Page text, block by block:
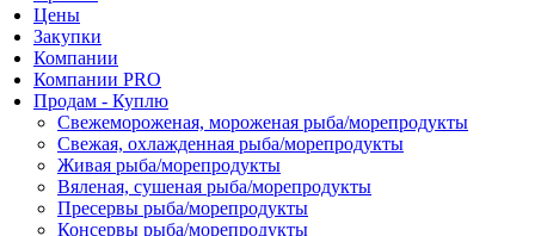
Цены
Закупки
Компании
Компании PRO
Продам - Куплю
Свежемороженая, мороженая рыба/морепродукты
Свежая, охлажденная рыба/морепродукты
Живая рыба/морепродукты
Вяленая, сушеная рыба/морепродукты
Пресервы рыба/морепродукты
Консервы рыба/морепродукты